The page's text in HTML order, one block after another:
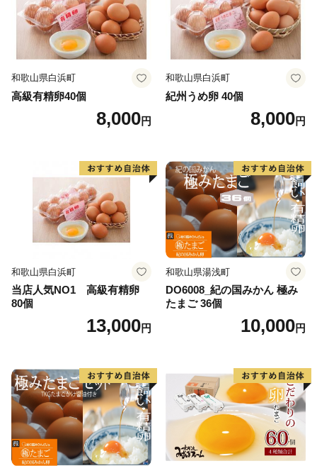
和歌山県白浜町
高級有精卵40個
8,000円
和歌山県白浜町
紀州うめ卵 40個
8,000円
和歌山県白浜町
当店人気NO1 高級有精卵
80個
13,000円
和歌山県湯浅町
DO6008_紀の国みかん 極み
たまご 36個
10,000円